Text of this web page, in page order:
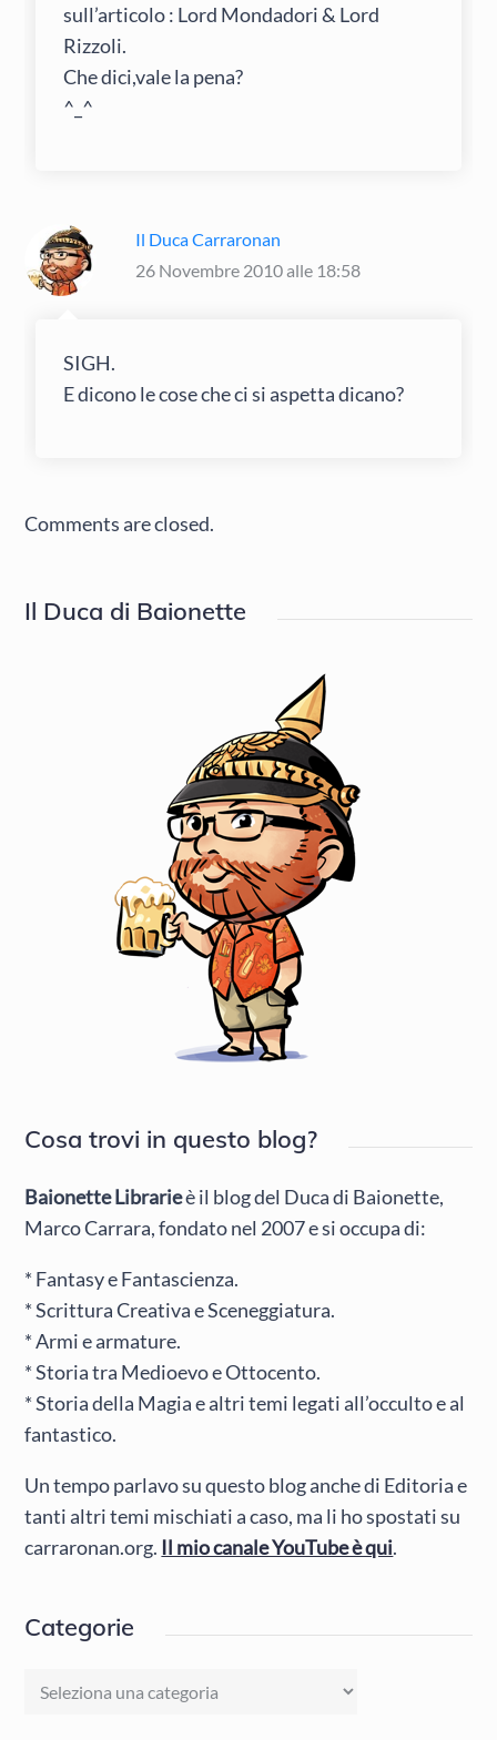
sull’articolo : Lord Mondadori & Lord
Rizzoli.
Che dici,vale la pena?
^_^
Il Duca Carraronan
26 Novembre 2010 alle 18:58
SIGH.
E dicono le cose che ci si aspetta dicano?
Comments are closed.
Il Duca di Baionette
Cosa trovi in questo blog?
Baionette Librarieè il blog del Duca di Baionette,
Marco Carrara, fondato nel 2007 e si occupa di:
* Fantasy e Fantascienza.
* Scrittura Creativa e Sceneggiatura.
* Armi e armature.
* Storia tra Medioevo e Ottocento.
* Storia della Magia e altri temi legati all’occulto e al
fantastico.
Un tempo parlavo su questo blog anche di Editoria e
tanti altri temi mischiati a caso, ma li ho spostati su
carraronan.org. Il mio canale YouTube è qui.
Categorie
Categorie